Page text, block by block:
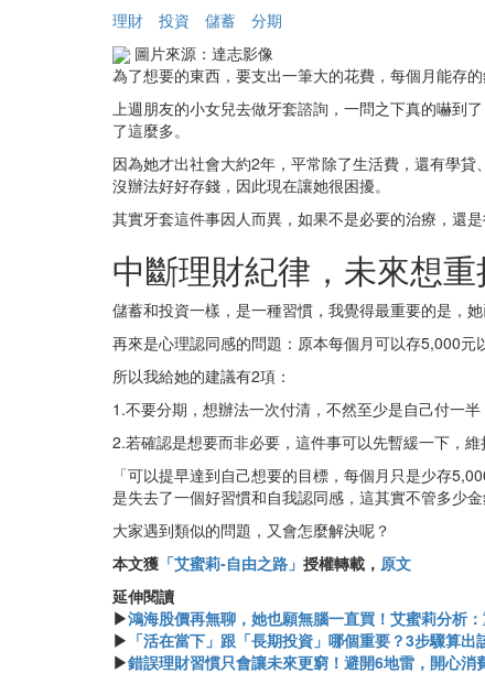
理財
投資 儲蓄
分期
圖片來源：達志影像
為了想要的東西，要支出一筆大的花費，每個月能存
上週朋友的小女兒去做牙套諮詢，一問之下真的嚇到
了這麼多。
因為她才出社會大約2年，平常除了生活費，還有學
沒辦法好好存錢，因此現在讓她很困擾。
其實牙套這件事因人而異，如果不是必要的治療，還
中斷理財紀律，未來想
儲蓄和投資一樣，是一種習慣，我覺得最重要的是，
再來是心理認同感的問題：原本每個月可以存5,000
所以我給她的建議有2項：
1.不要分期，想辦法一次付清，不然至少是自己付一
2.若確認是想要而非必要，這件事可以先暫緩一下，
「可以提早達到自己想要的目標，每個月只是少存
是失去了一個好習慣和自我認同感，這其實不管多少金
大家遇到類似的問題，又會怎麼解決呢？
本文獲 「艾蜜莉-自由之路」 授權轉載， 原文
延伸閱讀
▶鴻海股價再無聊，她也願無腦一直買！艾蜜莉分析
▶ 「活在當下」跟「長期投資」哪個重要？3步驟算
▶錯誤理財習慣只會讓未來更窮！避開6地雷，開心消